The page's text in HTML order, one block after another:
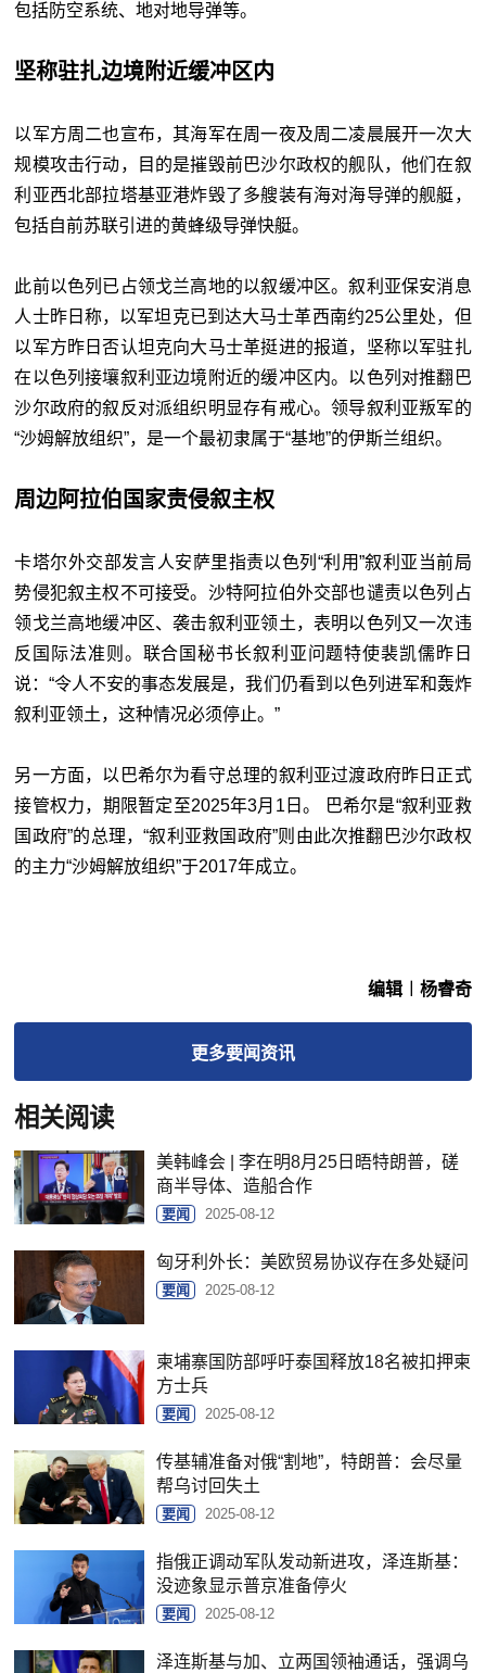
包括防空系统、地对地导弹等。
坚称驻扎边境附近缓冲区内
以军方周二也宣布，其海军在周一夜及周二凌晨展开一次大
规模攻击行动，目的是摧毁前巴沙尔政权的舰队，他们在叙
利亚西北部拉塔基亚港炸毁了多艘装有海对海导弹的舰艇，
包括自前苏联引进的黄蜂级导弹快艇。
此前以色列已占领戈兰高地的以叙缓冲区。叙利亚保安消息
人士昨日称，以军坦克已到达大马士革西南约25公里处，但
以军方昨日否认坦克向大马士革挺进的报道，坚称以军驻扎
在以色列接壤叙利亚边境附近的缓冲区内。以色列对推翻巴
沙尔政府的叙反对派组织明显存有戒心。领导叙利亚叛军的
“沙姆解放组织”，是一个最初隶属于“基地”的伊斯兰组织。
周边阿拉伯国家责侵叙主权
卡塔尔外交部发言人安萨里指责以色列“利用”叙利亚当前局
势侵犯叙主权不可接受。沙特阿拉伯外交部也谴责以色列占
领戈兰高地缓冲区、袭击叙利亚领土，表明以色列又一次违
反国际法准则。联合国秘书长叙利亚问题特使裴凯儒昨日
说：“令人不安的事态发展是，我们仍看到以色列进军和轰炸
叙利亚领土，这种情况必须停止。”
另一方面，以巴希尔为看守总理的叙利亚过渡政府昨日正式
接管权力，期限暂定至2025年3月1日。 巴希尔是“叙利亚救
国政府”的总理，“叙利亚救国政府”则由此次推翻巴沙尔政权
的主力“沙姆解放组织”于2017年成立。
编辑︱杨睿奇
更多要闻资讯
相关阅读
美韩峰会 | 李在明8月25日晤特朗普，磋
商半导体、造船合作
要闻 2025-08-12
匈牙利外长：美欧贸易协议存在多处疑问
要闻 2025-08-12
柬埔寨国防部呼吁泰国释放18名被扣押柬
方士兵
要闻 2025-08-12
传基辅准备对俄“割地”，特朗普：会尽量
帮乌讨回失土
要闻 2025-08-12
指俄正调动军队发动新进攻，泽连斯基：
没迹象显示普京准备停火
要闻 2025-08-12
泽连斯基与加、立两国领袖通话，强调乌